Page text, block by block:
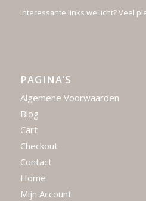
Interessante links wellicht? Veel
PAGINA’S
Algemene Voorwaarden
Blog
Cart
Checkout
Contact
Home
Mijn Account